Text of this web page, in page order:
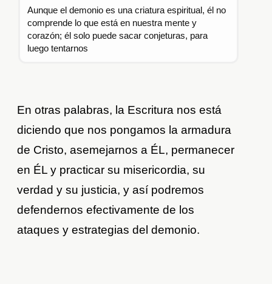
Aunque el demonio es una criatura espiritual, él no
comprende lo que está en nuestra mente y
corazón; él solo puede sacar conjeturas, para
luego tentarnos
En otras palabras, la Escritura nos está
diciendo que nos pongamos la armadura
de Cristo, asemejarnos a ÉL, permanecer
en ÉL y practicar su misericordia, su
verdad y su justicia, y así podremos
defendernos efectivamente de los
ataques y estrategias del demonio.